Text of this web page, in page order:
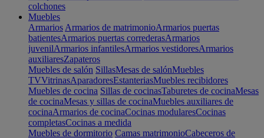
colchones
Muebles
Armarios Armarios de matrimonioArmarios puertas
batientesArmarios puertas correderasArmarios
juvenilArmarios infantilesArmarios vestidoresArmarios
auxiliaresZapateros
Muebles de salón SillasMesas de salónMuebles
TVVitrinasAparadoresEstanteriasMuebles recibidores
Muebles de cocina Sillas de cocinasTaburetes de cocinaMesas
de cocinaMesas y sillas de cocinaMuebles auxiliares de
cocinaArmarios de cocinaCocinas modularesCocinas
completasCocinas a medida
Muebles de dormitorio Camas matrimonioCabeceros de